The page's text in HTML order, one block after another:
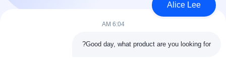
Alice Lee
6:04 AM
Good day, what product are you looking for?